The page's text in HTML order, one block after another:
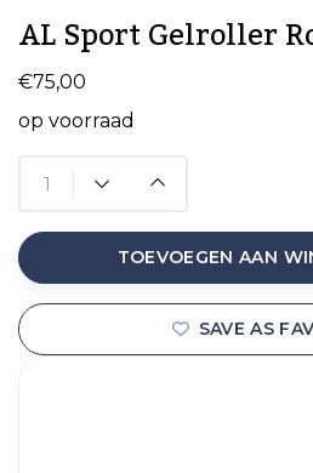
AL Sport Gelroller
€75,00
op voorraad
TOEVOEGEN AAN
SAVE AS